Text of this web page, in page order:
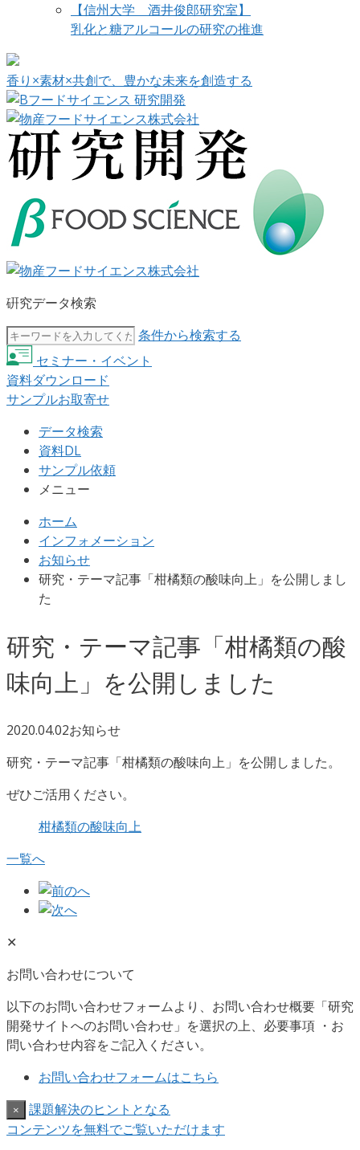
【信州大学 酒井俊郎研究室】
乳化と糖アルコールの研究の推進
香り×素材×共創で、豊かな未来を創造する
硏究データ検索
条件から検索する
セミナー・イベント
資料ダウンロード
サンプルお取寄せ
データ検索
資料DL
サンプル依頼
メニュー
ホーム
インフォメーション
お知らせ
研究・テーマ記事「柑橘類の酸味向上」を公開しまし
た
研究・テーマ記事「柑橘類の酸
味向上」を公開しました
2020.04.02お知らせ
研究・テーマ記事「柑橘類の酸味向上」を公開しました。
ぜひご活用ください。
柑橘類の酸味向上
一覧へ
✕
お問い合わせについて
以下のお問い合わせフォームより、お問い合わせ概要「研究
開発サイトへのお問い合わせ」を選択の上、必要事項 ・お
問い合わせ内容をご記入ください。
お問い合わせフォームはこちら
×
課題解決のヒントとなる
コンテンツを無料でご覧いただけます